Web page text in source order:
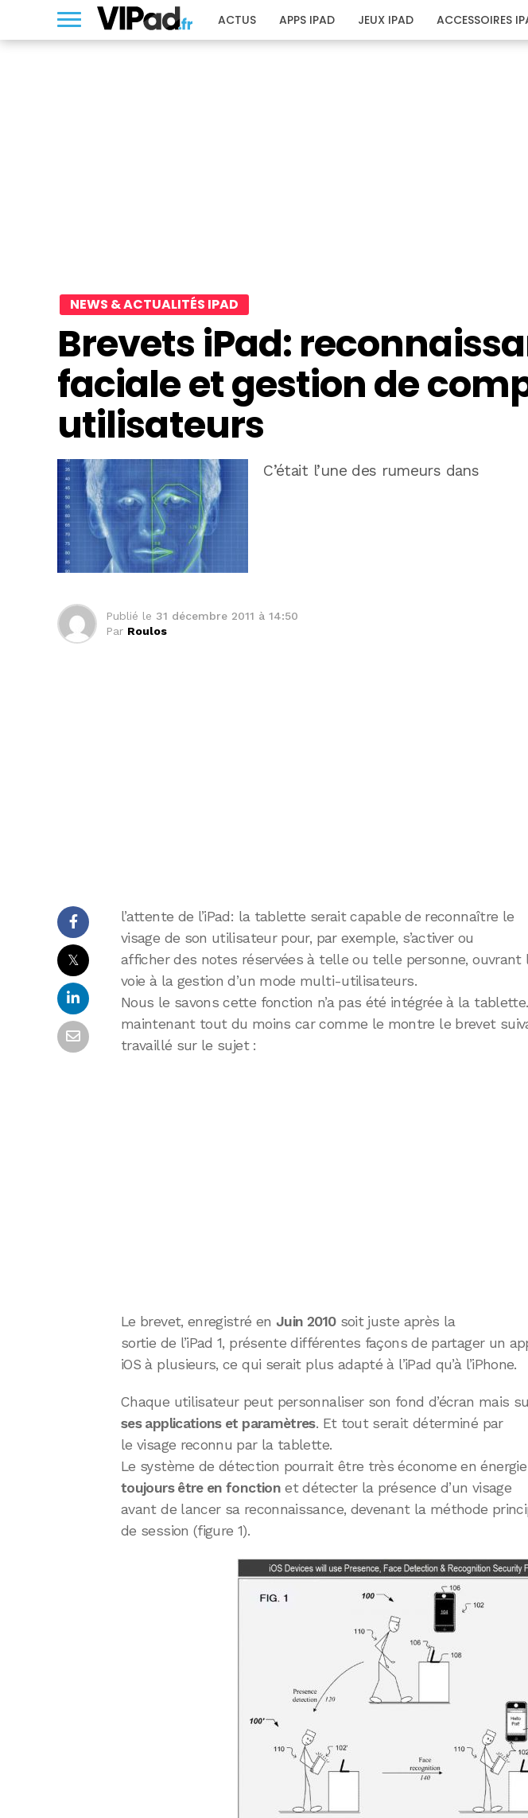
ACTUS APPS IPAD JEUX IPAD ACCESSOIRES
NEWS & ACTUALITÉS IPAD
Brevets iPad:
faciale et gestion de
utilisateurs
C’était l’une des rumeurs dans
Publié le 31 décembre 2011 à 14:50
Par Roulos
𝕏
l’attente de l’iPad: la tablette serait capable de reconnaître le
visage de son utilisateur pour, par exemple, s’activer ou
afficher des notes réservées à telle ou telle personne, ouvrant
voie à la gestion d’un mode multi-utilisateurs.
Nous le savons cette fonction n’a pas été intégrée à la
maintenant tout du moins car comme le montre le brevet
travaillé sur le sujet :
Le brevet, enregistré en Juin 2010soit juste après la
sortie de l’iPad 1, présente différentes façons de partager un
iOS à plusieurs, ce qui serait plus adapté à l’iPad qu’à l’iPhone.
Chaque utilisateur peut personnaliser son fond d’écran mais
ses applications et paramètres. Et tout serait déterminé par
le visage reconnu par la tablette.
Le système de détection pourrait être très économe en
toujours être en fonction et détecter la présence d’un visage
avant de lancer sa reconnaissance, devenant la méthode
de session (figure 1).